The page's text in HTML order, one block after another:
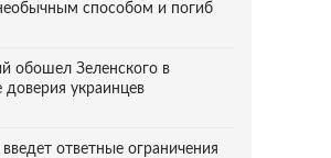
способом и погиб
обошел Зеленского в
доверия украинцев
ответные ограничения